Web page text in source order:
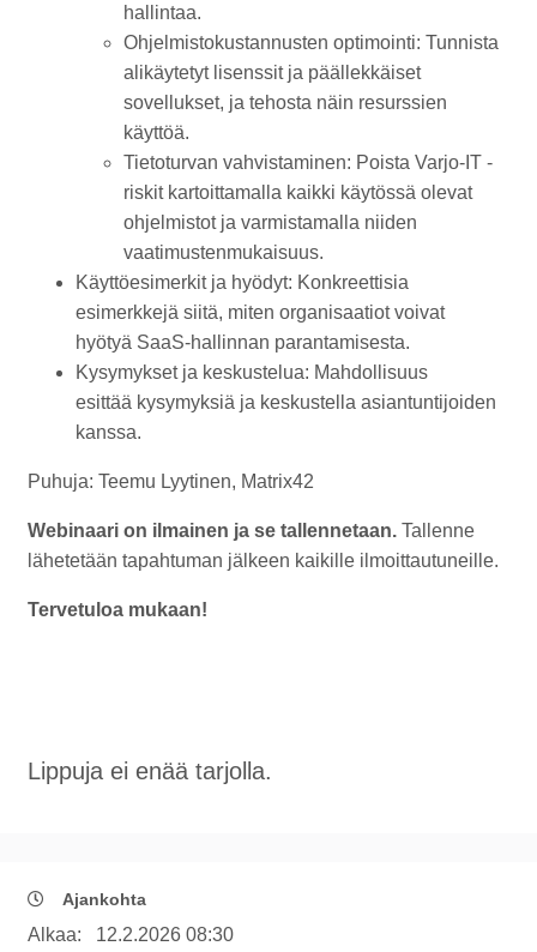
hallintaa.
Ohjelmistokustannusten optimointi: Tunnista
alikäytetyt lisenssit ja päällekkäiset
sovellukset, ja tehosta näin resurssien
käyttöä.
Tietoturvan vahvistaminen: Poista Varjo-IT -
riskit kartoittamalla kaikki käytössä olevat
ohjelmistot ja varmistamalla niiden
vaatimustenmukaisuus.
Käyttöesimerkit ja hyödyt: Konkreettisia
esimerkkejä siitä, miten organisaatiot voivat
hyötyä SaaS-hallinnan parantamisesta.
Kysymykset ja keskustelua: Mahdollisuus
esittää kysymyksiä ja keskustella asiantuntijoiden
kanssa.
Puhuja: Teemu Lyytinen, Matrix42
Webinaari on ilmainen ja se tallennetaan. Tallenne
lähetetään tapahtuman jälkeen kaikille ilmoittautuneille.
Tervetuloa mukaan!
Lippuja ei enää tarjolla.
Ajankohta
Alkaa: 12.2.2026 08:30